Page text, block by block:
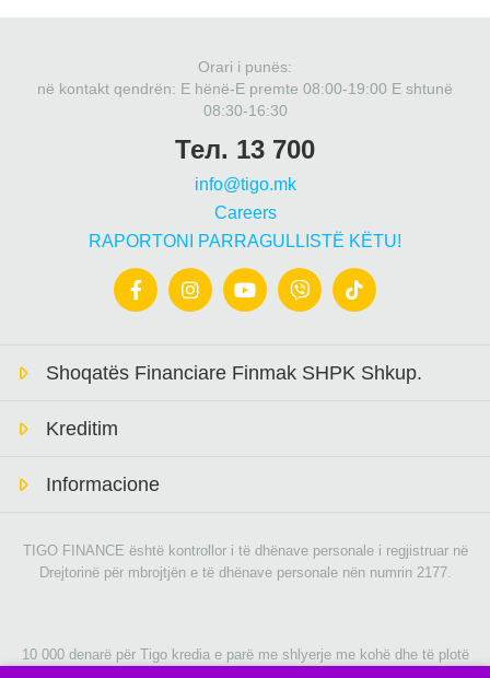
Orari i punës:
në kontakt qendrën: Е hënë-E premte 08:00-19:00 E shtunë
08:30-16:30
Тел. 13 700
info@tigo.mk
Careers
RAPORTONI PARRAGULLISTË KËTU!
Shoqatës Financiare Finmak SHPK Shkup.
Kreditim
Informacione
TIGO FINANCE është kontrollor i të dhënave personale i regjistruar në
Drejtorinë për mbrojtjën e të dhënave personale nën numrin 2177.
10 000 denarë për Tigo kredia e parë me shlyerje me kohë dhe të plotë